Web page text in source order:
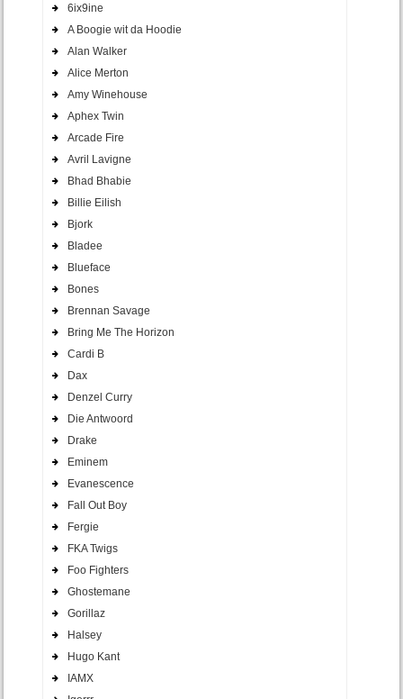
6ix9ine
A Boogie wit da Hoodie
Alan Walker
Alice Merton
Amy Winehouse
Aphex Twin
Arcade Fire
Avril Lavigne
Bhad Bhabie
Billie Eilish
Bjork
Bladee
Blueface
Bones
Brennan Savage
Bring Me The Horizon
Cardi B
Dax
Denzel Curry
Die Antwoord
Drake
Eminem
Evanescence
Fall Out Boy
Fergie
FKA Twigs
Foo Fighters
Ghostemane
Gorillaz
Halsey
Hugo Kant
IAMX